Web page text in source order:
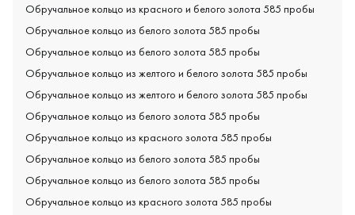
Обручальное кольцо из красного и белого золота 585 пробы
Обручальное кольцо из белого золота 585 пробы
Обручальное кольцо из белого золота 585 пробы
Обручальное кольцо из желтого и белого золота 585 пробы
Обручальное кольцо из желтого и белого золота 585 пробы
Обручальное кольцо из белого золота 585 пробы
Обручальное кольцо из красного золота 585 пробы
Обручальное кольцо из белого золота 585 пробы
Обручальное кольцо из белого золота 585 пробы
Обручальное кольцо из красного золота 585 пробы